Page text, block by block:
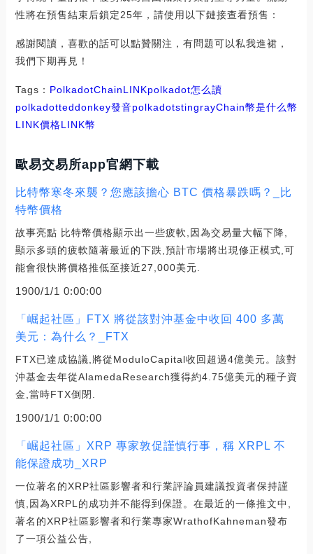
性將在預售結束后鎖定25年，請使用以下鏈接查看預售：
感謝閱讀，喜歡的話可以點贊關注，有問題可以私我進裙，
我們下期再見！
Tags： PolkadotChainLINKpolkadot怎么讀
polkadotteddonkey發音polkadotstingrayChain幣是什么幣
LINK價格LINK幣
歐易交易所app官網下載
比特幣寒冬來襲？您應該擔心 BTC 價格暴跌嗎？_比
特幣價格
故事亮點 比特幣價格顯示出一些疲軟,因為交易量大幅下降,
顯示多頭的疲軟隨著最近的下跌,預計市場將出現修正模式,可
能會很快將價格推低至接近27,000美元.
1900/1/1 0:00:00
「崛起社區」FTX 將從該對沖基金中收回 400 多萬
美元：為什么？_FTX
FTX已達成協議,將從ModuloCapital收回超過4億美元。該對
沖基金去年從AlamedaResearch獲得約4.75億美元的種子資
金,當時FTX倒閉.
1900/1/1 0:00:00
「崛起社區」XRP 專家敦促謹慎行事，稱 XRPL 不
能保證成功_XRP
一位著名的XRP社區影響者和行業評論員建議投資者保持謹
慎,因為XRPL的成功并不能得到保證。在最近的一條推文中,
著名的XRP社區影響者和行業專家WrathofKahneman發布
了一項公益公告,